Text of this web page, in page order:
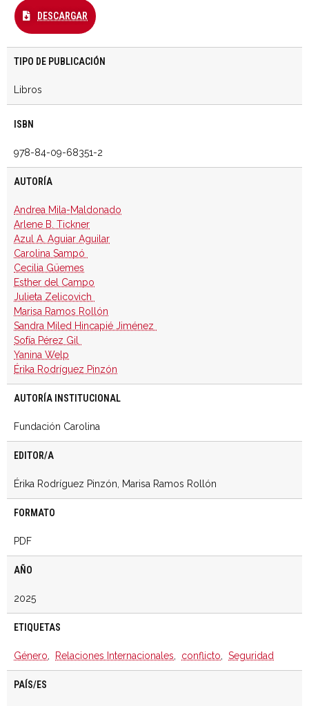
DESCARGAR
TIPO DE PUBLICACIÓN
Libros
ISBN
978-84-09-68351-2
AUTORÍA
Andrea Mila-Maldonado
Arlene B. Tickner
Azul A. Aguiar Aguilar
Carolina Sampó
Cecilia Güemes
Esther del Campo
Julieta Zelicovich
Marisa Ramos Rollón
Sandra Miled Hincapié Jiménez
Sofía Pérez Gil
Yanina Welp
Érika Rodríguez Pinzón
AUTORÍA INSTITUCIONAL
Fundación Carolina
EDITOR/A
Érika Rodríguez Pinzón, Marisa Ramos Rollón
FORMATO
PDF
AÑO
2025
ETIQUETAS
Género, Relaciones Internacionales, conflicto, Seguridad
PAÍS/ES